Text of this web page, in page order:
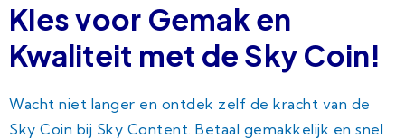
Kies voor Gemak en
Kwaliteit met de Sky Coin!
Wacht niet langer en ontdek zelf de kracht van de
Sky Coin bij Sky Content. Betaal gemakkelijk en snel